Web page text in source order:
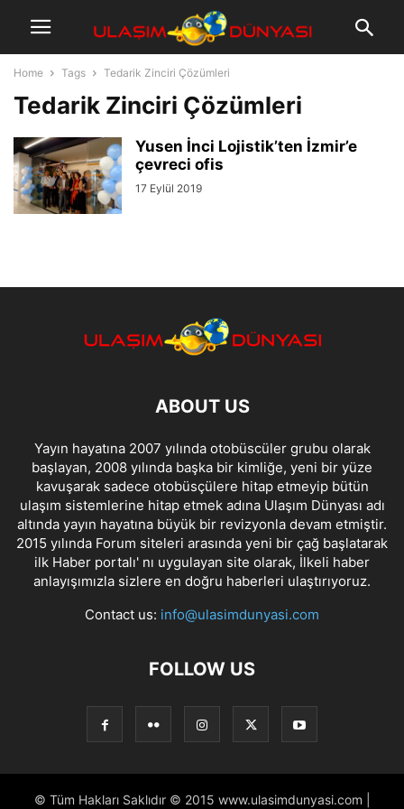
Home Tags Tedarik Zinciri Çözümleri
Tedarik Zinciri Çözümleri
Yusen İnci Lojistik’ten İzmir’e
çevreci ofis
17 Eylül 2019
ABOUT US
Yayın hayatına 2007 yılında otobüscüler grubu olarak
başlayan, 2008 yılında başka bir kimliğe, yeni bir yüze
kavuşarak sadece otobüsçülere hitap etmeyip bütün
ulaşım sistemlerine hitap etmek adına Ulaşım Dünyası adı
altında yayın hayatına büyük bir revizyonla devam etmiştir.
2015 yılında Forum siteleri arasında yeni bir çağ başlatarak
ilk Haber portalı' nı uygulayan site olarak, İlkeli haber
anlayışımızla sizlere en doğru haberleri ulaştırıyoruz.
Contact us: info@ulasimdunyasi.com
FOLLOW US
© Tüm Hakları Saklıdır © 2015 www.ulasimdunyasi.com |